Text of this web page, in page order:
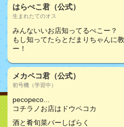
はらぺこ君（公式）
生まれたてのオス
みんないいお店知ってるぺこー？
もし知ってたらとだまりちゃんに
ー！
メカペコ君（公式）
初号機（学習中）
pecopeco...
コチラノお店はドウペコカ
酒と肴旬菜バーしばらく